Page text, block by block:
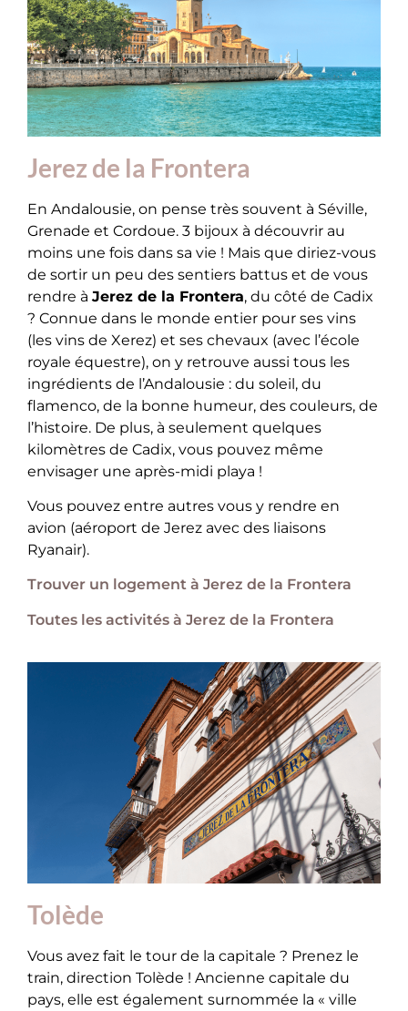
Jerez de la Frontera
En Andalousie, on pense très souvent à Séville,
Grenade et Cordoue. 3 bijoux à découvrir au
moins une fois dans sa vie ! Mais que diriez-vous
de sortir un peu des sentiers battus et de vous
rendre à Jerez de la Frontera, du côté de Cadix
? Connue dans le monde entier pour ses vins
(les vins de Xerez) et ses chevaux (avec l’école
royale équestre), on y retrouve aussi tous les
ingrédients de l’Andalousie : du soleil, du
flamenco, de la bonne humeur, des couleurs, de
l’histoire. De plus, à seulement quelques
kilomètres de Cadix, vous pouvez même
envisager une après-midi playa !
Vous pouvez entre autres vous y rendre en
avion (aéroport de Jerez avec des liaisons
Ryanair).
Trouver un logement à Jerez de la Frontera
Toutes les activités à Jerez de la Frontera
Tolède
Vous avez fait le tour de la capitale ? Prenez le
train, direction Tolède ! Ancienne capitale du
pays, elle est également surnommée la « ville